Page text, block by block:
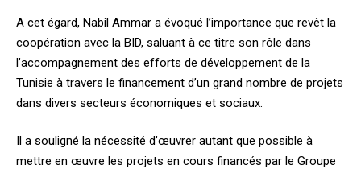
A cet égard, Nabil Ammar a évoqué l’importance que revêt la
coopération avec la BID, saluant à ce titre son rôle dans
l’accompagnement des efforts de développement de la
Tunisie à travers le financement d’un grand nombre de projets
dans divers secteurs économiques et sociaux.
Il a souligné la nécessité d’œuvrer autant que possible à
mettre en œuvre les projets en cours financés par le Groupe